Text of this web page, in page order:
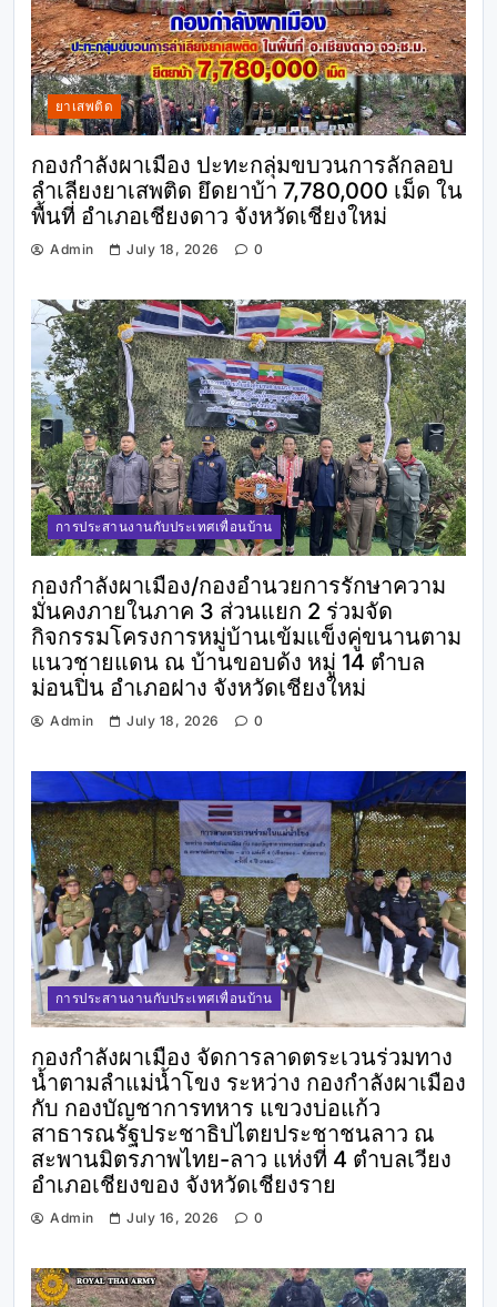
ยาเสพติด
กองกำลังผาเมือง ปะทะกลุ่มขบวนการลักลอบ
ลำเลียงยาเสพติด ยึดยาบ้า 7,780,000 เม็ด ใน
พื้นที่ อำเภอเชียงดาว จังหวัดเชียงใหม่
Admin July 18, 2026 0
การประสานงานกับประเทศเพื่อนบ้าน
กองกำลังผาเมือง/กองอำนวยการรักษาความ
มั่นคงภายในภาค 3 ส่วนแยก 2 ร่วมจัด
กิจกรรมโครงการหมู่บ้านเข้มแข็งคู่ขนานตาม
แนวชายแดน ณ บ้านขอบด้ง หมู่ 14 ตำบล
ม่อนปิ่น อำเภอฝาง จังหวัดเชียงใหม่
Admin July 18, 2026 0
การประสานงานกับประเทศเพื่อนบ้าน
กองกำลังผาเมือง จัดการลาดตระเวนร่วมทาง
น้ำตามลำแม่น้ำโขง ระหว่าง กองกำลังผาเมือง
กับ กองบัญชาการทหาร แขวงบ่อแก้ว
สาธารณรัฐประชาธิปไตยประชาชนลาว ณ
สะพานมิตรภาพไทย-ลาว แห่งที่ 4 ตำบลเวียง
อำเภอเชียงของ จังหวัดเชียงราย
Admin July 16, 2026 0